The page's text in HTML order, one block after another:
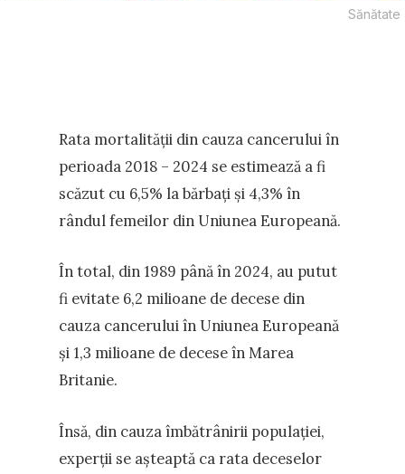
Sănătate
Rata mortalității din cauza cancerului în
perioada 2018 – 2024 se estimează a fi
scăzut cu 6,5% la bărbați și 4,3% în
rândul femeilor din Uniunea Europeană.
În total, din 1989 până în 2024, au putut
fi evitate 6,2 milioane de decese din
cauza cancerului în Uniunea Europeană
și 1,3 milioane de decese în Marea
Britanie.
Însă, din cauza îmbătrânirii populației,
experții se așteaptă ca rata deceselor